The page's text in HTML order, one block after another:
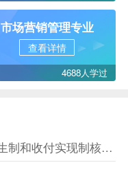
市场营销管理专业
查看详情
4688人学过
对下列经济业务分别按照权责发生制和收付实现制核算，结果相同的是什么